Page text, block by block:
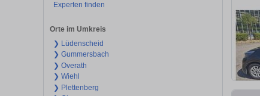
Experten finden
Orte im Umkreis
❯ Lüdenscheid
❯ Gummersbach
❯ Overath
❯ Wiehl
❯ Plettenberg